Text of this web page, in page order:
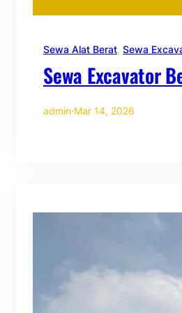
Sewa Alat Berat, Sewa
Sewa Excavator
admin·Mar 14, 2026